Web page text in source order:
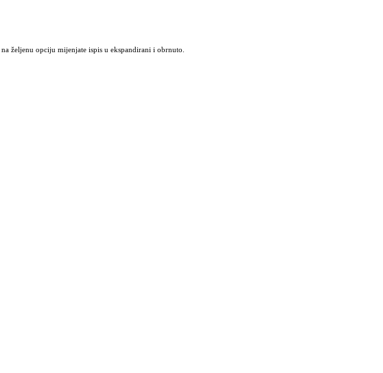
željenu opciju mijenjate ispis u ekspandirani i obrnuto.